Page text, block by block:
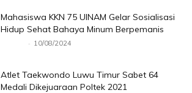
Mahasiswa KKN 75 UINAM Gelar Sosialisasi
Hidup Sehat Bahaya Minum Berpemanis
- 10/08/2024
Atlet Taekwondo Luwu Timur Sabet 64
Medali Dikejuaraan Poltek 2021